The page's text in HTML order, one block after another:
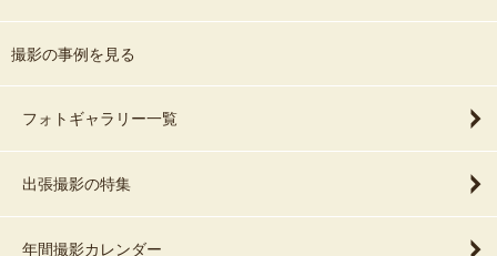
撮影の事例を見る
フォトギャラリー一覧
出張撮影の特集
年間撮影カレンダー